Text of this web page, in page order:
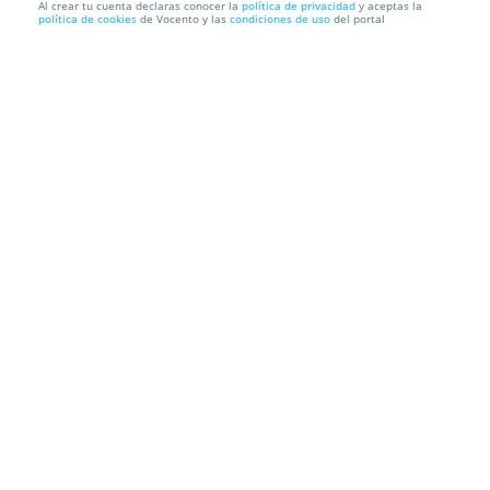
Entrada Día Jueves 24 Boombastic Costa del Sol
Al crear tu cuenta declaras conocer la política de privacidad y aceptas la
política de cookies de Vocento y las condiciones de uso del portal